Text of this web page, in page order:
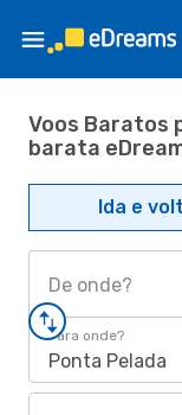
Voos Baratos
barata
Ida e
De onde?
Para onde?
Ponta Pelada